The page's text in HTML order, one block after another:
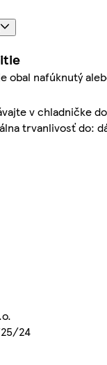
obal nafúknutý
v chladničke
trvanlivosť do:
24